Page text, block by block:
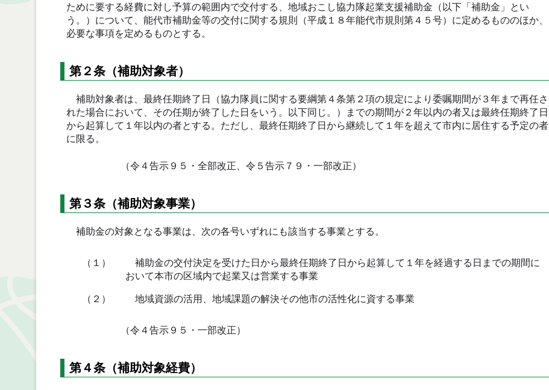
ために要する経費に対し予算の範囲内で交付する、地域おこし協力隊起業支援補助金（以下「補助金」とい
う。）について、能代市補助金等の交付に関する規則（平成１８年能代市規則第４５号）に定めるもののほか、
必要な事項を定めるものとする。
第２条（補助対象者）
補助対象者は、最終任期終了日（協力隊員に関する要綱第４条第２項の規定により委嘱期間が３年まで再任さ
れた場合において、その任期が終了した日をいう。以下同じ。）までの期間が２年以内の者又は最終任期終了日
から起算して１年以内の者とする。ただし、最終任期終了日から継続して１年を超えて市内に居住する予定の者
に限る。
（令４告示９５・全部改正、令５告示７９・一部改正）
第３条（補助対象事業）
補助金の対象となる事業は、次の各号いずれにも該当する事業とする。
（１）
補助金の交付決定を受けた日から最終任期終了日から起算して１年を経過する日までの期間に
おいて本市の区域内で起業又は営業する事業
（２） 地域資源の活用、地域課題の解決その他市の活性化に資する事業
（令４告示９５・一部改正）
第４条（補助対象経費）